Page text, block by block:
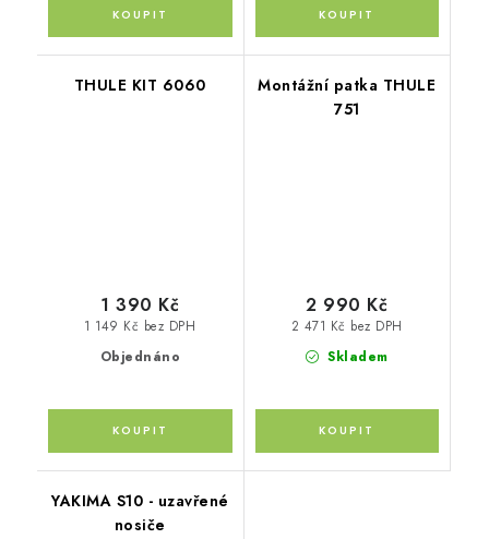
THULE KIT 6060
Objednáno
1 149 Kč bez DPH
1 390 Kč
Montážní patka THULE
751
Skladem
2 471 Kč bez DPH
2 990 Kč
YAKIMA S10 - uzavřené
nosiče